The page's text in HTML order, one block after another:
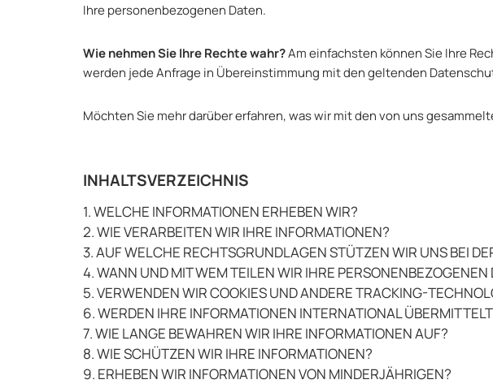
Ihre personenbezogenen Daten.
Wie nehmen Sie Ihre Rechte wahr?Am einfachsten können Sie Ihre
werden jede Anfrage in Übereinstimmung mit den geltenden
Möchten Sie mehr darüber erfahren, was wir mit den von uns
INHALTSVERZEICHNIS
1. WELCHE INFORMATIONEN ERHEBEN WIR?
2. WIE VERARBEITEN WIR IHRE INFORMATIONEN?
3. AUF WELCHE RECHTSGRUNDLAGEN STÜTZEN WIR UNS BEI
4. WANN UND MIT WEM TEILEN WIR IHRE PERSONENBEZOGENEN
5. VERWENDEN WIR COOKIES UND ANDERE TRACKING-
6. WERDEN IHRE INFORMATIONEN INTERNATIONAL
7. WIE LANGE BEWAHREN WIR IHRE INFORMATIONEN AUF?
8. WIE SCHÜTZEN WIR IHRE INFORMATIONEN?
9. ERHEBEN WIR INFORMATIONEN VON MINDERJÄHRIGEN?